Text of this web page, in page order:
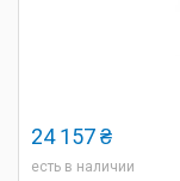
24 157 ₴
есть в наличии